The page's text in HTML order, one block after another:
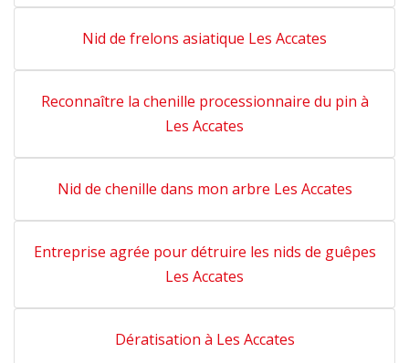
Nid de frelons asiatique Les Accates
Reconnaître la chenille processionnaire du pin à
Les Accates
Nid de chenille dans mon arbre Les Accates
Entreprise agrée pour détruire les nids de guêpes
Les Accates
Dératisation à Les Accates